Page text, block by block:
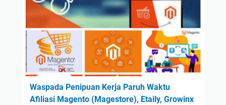
September(42)
(2)
July(2)
June(1)
May(1)
April
March(1)
Waspada Penipuan Kerja Paruh Waktu
Afiliasi Magento (Magestore), Etaily, Growinx